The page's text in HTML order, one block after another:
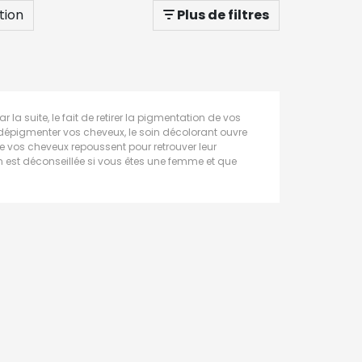
Plus de filtres
la suite, le fait de retirer la pigmentation de vos
vos cheveux, le soin décolorant ouvre
cheveux repoussent pour retrouver leur
déconseillée si vous êtes une femme et que